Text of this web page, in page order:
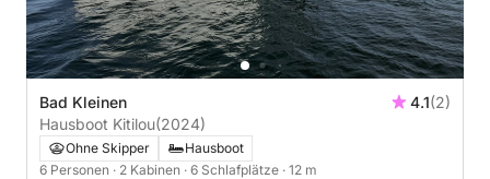
Bad Kleinen 4.1(2)
Hausboot Kitilou(2024)
Ohne Skipper
Hausboot
6 Personen · 2 Kabinen · 6 Schlafplätze · 12 m